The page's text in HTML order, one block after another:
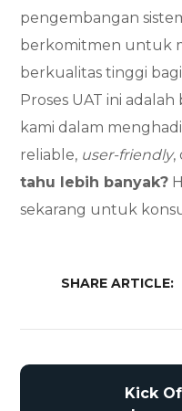
pengembangan
berkomitmen untuk
berkualitas tinggi
Proses UAT ini
kami dalam
reliable, user-friendly,
tahu lebih banyak?
sekarang untuk
SHARE ARTICLE:
Kick